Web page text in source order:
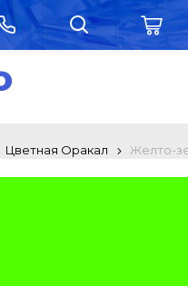
Цветная Оракал Желто-